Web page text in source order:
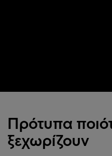
Πρότυπα
ξεχωρίζουν